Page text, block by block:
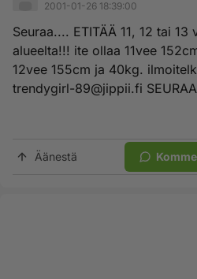
2001-01-26 18:39:00
Seuraa.... ETITÄÄ 11, 12 tai
alueelta!!! ite ollaa 11vee
12vee 155cm ja 40kg.
trendygirl-89@jippii.fi
Äänestä